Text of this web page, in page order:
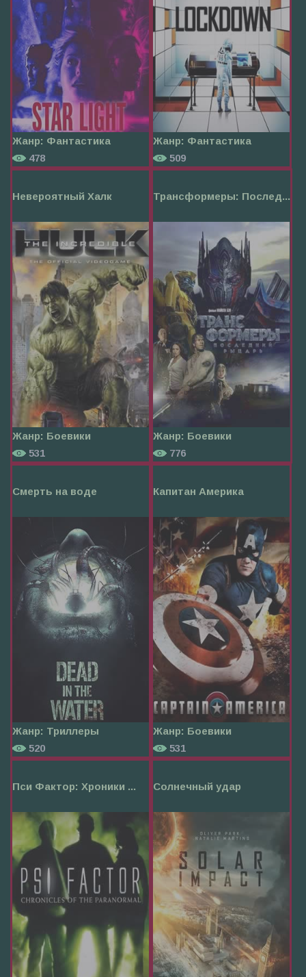
Жанр: Фантастика
478
Жанр: Фантастика
509
Невероятный Халк
Жанр: Боевики
531
Трансформеры: Послед...
Жанр: Боевики
776
Смерть на воде
Жанр: Триллеры
520
Капитан Америка
Жанр: Боевики
531
Пси Фактор: Хроники ... Солнечный удар